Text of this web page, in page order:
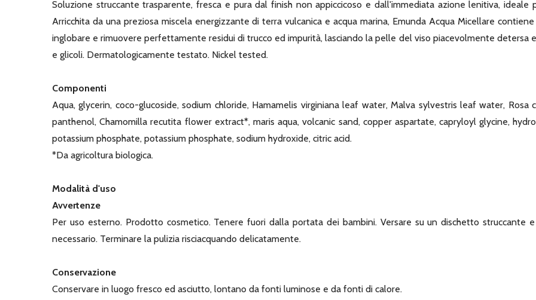
Soluzione struccante trasparente, fresca e pura dal finish non appiccicoso e dall'immediata azione lenitiva,
Arricchita da una preziosa miscela energizzante di terra vulcanica e acqua marina, Emunda Acqua Micellare
inglobare e rimuovere perfettamente residui di trucco ed impurità, lasciando la pelle del viso piacevolmente detersa
e glicoli. Dermatologicamente testato. Nickel tested.
Componenti
Aqua, glycerin, coco-glucoside, sodium chloride, Hamamelis virginiana leaf water, Malva sylvestris leaf water,
panthenol, Chamomilla recutita flower extract*, maris aqua, volcanic sand, copper aspartate, capryloyl glycine,
potassium phosphate, potassium phosphate, sodium hydroxide, citric acid.
*Da agricoltura biologica.
Modalità d'uso
Avvertenze
Per uso esterno. Prodotto cosmetico. Tenere fuori dalla portata dei bambini. Versare su un dischetto struccante
necessario. Terminare la pulizia risciacquando delicatamente.
Conservazione
Conservare in luogo fresco ed asciutto, lontano da fonti luminose e da fonti di calore.